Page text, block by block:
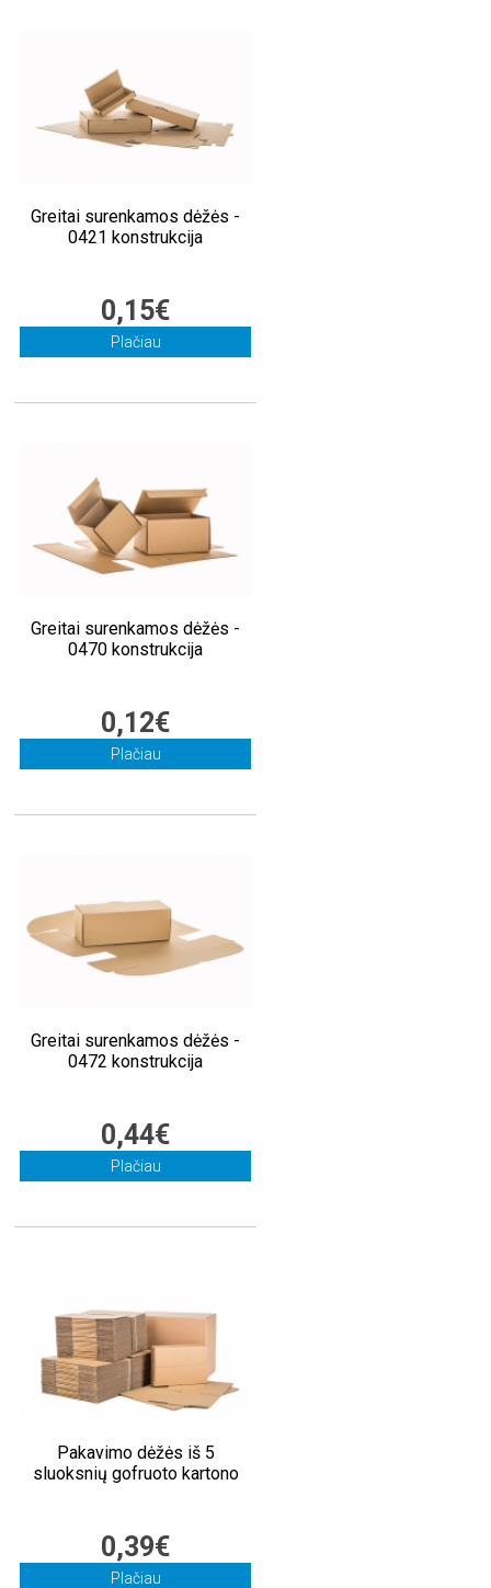
Greitai surenkamos dėžės -
0421 konstrukcija
0,15€
Plačiau
Greitai surenkamos dėžės -
0470 konstrukcija
0,12€
Plačiau
Greitai surenkamos dėžės -
0472 konstrukcija
0,44€
Plačiau
Pakavimo dėžės iš 5
sluoksnių gofruoto kartono
0,39€
Plačiau